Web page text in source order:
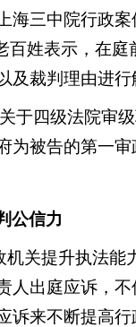
海三中院行政
百姓表示，在
裁判理由进行
于四级法院审
被告的第一审
公信力
关提升执法
人出庭应诉，
来不断提高